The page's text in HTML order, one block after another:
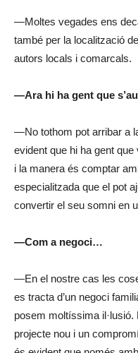
—Moltes vegades ens
també per la localització
autors locals i comarcals.
—Ara hi ha gent que
—No tothom pot arribar a
evident que hi ha gent
i la manera és comptar
especialitzada que el pot
convertir el seu somni en
—Com a negoci…
—En el nostre cas les
es tracta d’un negoci
posem moltíssima
projecte nou i un